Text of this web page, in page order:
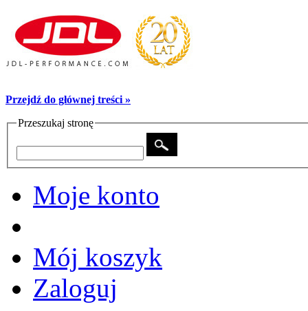
Przejdź do głównej treści »
Przeszukaj stronę
Moje konto
Mój koszyk
Zaloguj